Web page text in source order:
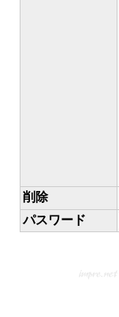
削除
パスワード